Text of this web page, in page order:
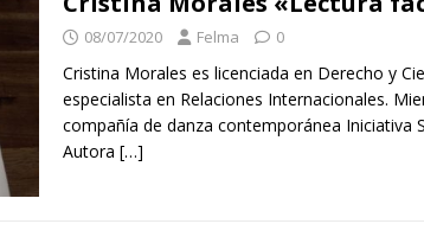
08/07/2020 Felma 0
Cristina Morales es licenciada en Derecho y
especialista en Relaciones Internacionales.
compañía de danza contemporánea Iniciativa
Autora […]